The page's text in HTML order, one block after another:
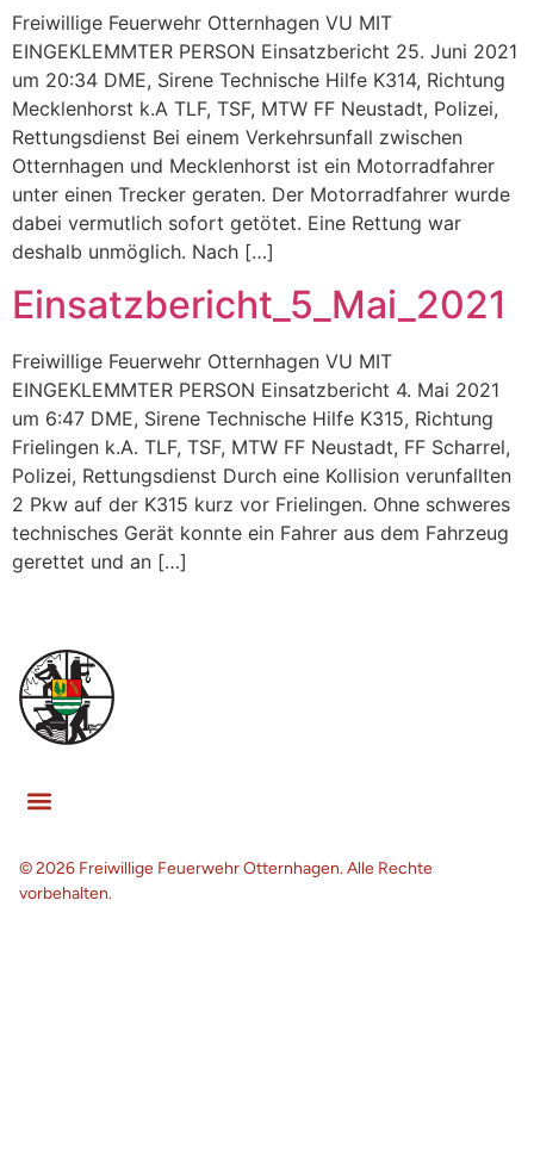
Freiwillige Feuerwehr Otternhagen VU MIT
EINGEKLEMMTER PERSON Einsatzbericht 25. Juni 2021
um 20:34 DME, Sirene Technische Hilfe K314, Richtung
Mecklenhorst k.A TLF, TSF, MTW FF Neustadt, Polizei,
Rettungsdienst Bei einem Verkehrsunfall zwischen
Otternhagen und Mecklenhorst ist ein Motorradfahrer
unter einen Trecker geraten. Der Motorradfahrer wurde
dabei vermutlich sofort getötet. Eine Rettung war
deshalb unmöglich. Nach […]
Einsatzbericht_5_Mai_2021
Freiwillige Feuerwehr Otternhagen VU MIT
EINGEKLEMMTER PERSON Einsatzbericht 4. Mai 2021
um 6:47 DME, Sirene Technische Hilfe K315, Richtung
Frielingen k.A. TLF, TSF, MTW FF Neustadt, FF Scharrel,
Polizei, Rettungsdienst Durch eine Kollision verunfallten
2 Pkw auf der K315 kurz vor Frielingen. Ohne schweres
technisches Gerät konnte ein Fahrer aus dem Fahrzeug
gerettet und an […]
© 2026 Freiwillige Feuerwehr Otternhagen. Alle Rechte
vorbehalten.